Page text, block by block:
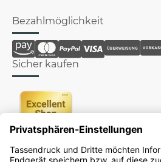
Bezahlmöglichkeit
Sicher kaufen